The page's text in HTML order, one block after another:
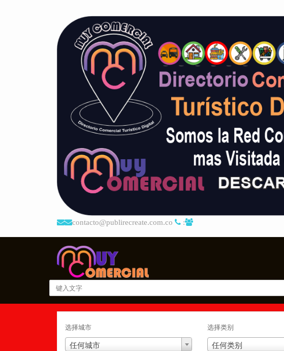
contacto@publirecreate.com.co :
选择城市
任何城市
选择类别
任何类别